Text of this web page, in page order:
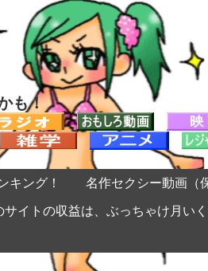
かも！
キング！ 名作セクシー動画（
サイトの収益は、ぶっちゃけ月い